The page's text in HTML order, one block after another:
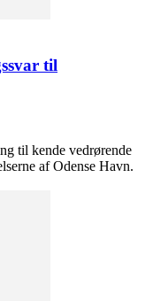
til
til kende vedrørende
af Odense Havn.